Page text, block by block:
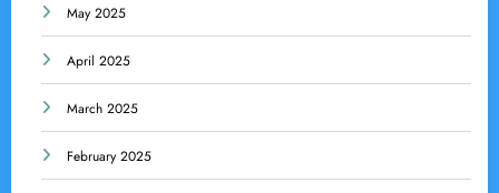
May 2025
April 2025
March 2025
February 2025